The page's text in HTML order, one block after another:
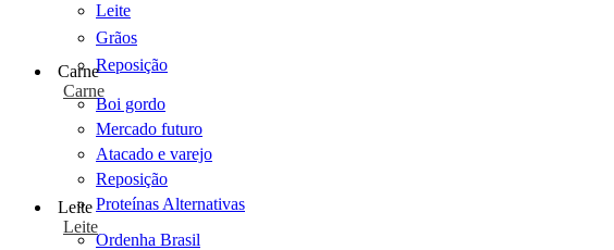
Leite
Grãos
Reposição
Carne
Carne
Boi gordo
Mercado futuro
Atacado e varejo
Reposição
Proteínas Alternativas
Leite
Leite
Ordenha Brasil